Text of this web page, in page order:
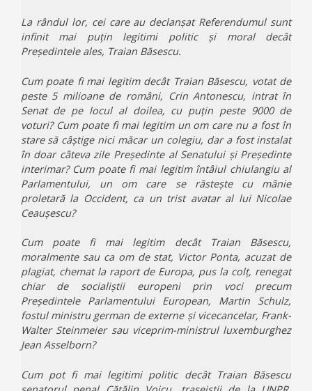
La rândul lor, cei care au declanșat Referendumul sunt
infinit mai puțin legitimi politic și moral decât
Președintele ales, Traian Băsescu.
Cum poate fi mai legitim decât Traian Băsescu, votat de
peste 5 milioane de români, Crin Antonescu, intrat în
Senat de pe locul al doilea, cu puțin peste 9000 de
voturi? Cum poate fi mai legitim un om care nu a fost în
stare să câștige nici măcar un colegiu, dar a fost instalat
în doar câteva zile Președinte al Senatului și Președinte
interimar? Cum poate fi mai legitim întâiul chiulangiu al
Parlamentului, un om care se răstește cu mânie
proletară la Occident, ca un trist avatar al lui Nicolae
Ceaușescu?
Cum poate fi mai legitim decât Traian Băsescu,
moralmente sau ca om de stat, Victor Ponta, acuzat de
plagiat, chemat la raport de Europa, pus la colț, renegat
chiar de socialiștii europeni prin voci precum
Președintele Parlamentului European, Martin Schulz,
fostul ministru german de externe și vicecancelar, Frank-
Walter Steinmeier sau viceprim-ministrul luxemburghez
Jean Asselborn?
Cum pot fi mai legitimi politic decât Traian Băsescu